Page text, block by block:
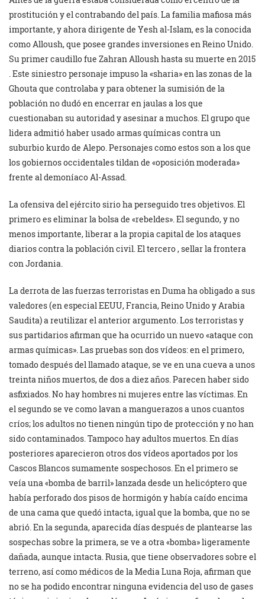
prostitución y el contrabando del país. La familia mafiosa más
importante, y ahora dirigente de Yesh al-Islam, es la conocida
como Alloush, que posee grandes inversiones en Reino Unido.
Su primer caudillo fue Zahran Alloush hasta su muerte en 2015
. Este siniestro personaje impuso la «sharia» en las zonas de la
Ghouta que controlaba y para obtener la sumisión de la
población no dudó en encerrar en jaulas a los que
cuestionaban su autoridad y asesinar a muchos. El grupo que
lidera admitió haber usado armas químicas contra un
suburbio kurdo de Alepo. Personajes como estos son a los que
los gobiernos occidentales tildan de «oposición moderada»
frente al demoníaco Al-Assad.
La ofensiva del ejército sirio ha perseguido tres objetivos. El
primero es eliminar la bolsa de «rebeldes». El segundo, y no
menos importante, liberar a la propia capital de los ataques
diarios contra la población civil. El tercero , sellar la frontera
con Jordania.
La derrota de las fuerzas terroristas en Duma ha obligado a sus
valedores (en especial EEUU, Francia, Reino Unido y Arabia
Saudita) a reutilizar el anterior argumento. Los terroristas y
sus partidarios afirman que ha ocurrido un nuevo «ataque con
armas químicas». Las pruebas son dos vídeos: en el primero,
tomado después del llamado ataque, se ve en una cueva a unos
treinta niños muertos, de dos a diez años. Parecen haber sido
asfixiados. No hay hombres ni mujeres entre las víctimas. En
el segundo se ve como lavan a manguerazos a unos cuantos
críos; los adultos no tienen ningún tipo de protección y no han
sido contaminados. Tampoco hay adultos muertos. En días
posteriores aparecieron otros dos vídeos aportados por los
Cascos Blancos sumamente sospechosos. En el primero se
veía una «bomba de barril» lanzada desde un helicóptero que
había perforado dos pisos de hormigón y había caído encima
de una cama que quedó intacta, igual que la bomba, que no se
abrió. En la segunda, aparecida días después de plantearse las
sospechas sobre la primera, se ve a otra «bomba» ligeramente
dañada, aunque intacta. Rusia, que tiene observadores sobre el
terreno, así como médicos de la Media Luna Roja, afirman que
no se ha podido encontrar ninguna evidencia del uso de gases